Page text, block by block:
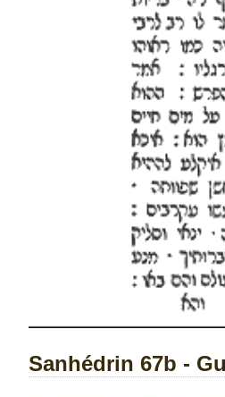
Sanhédrin 67b -